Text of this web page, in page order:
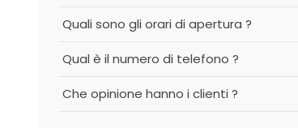
Quali sono gli orari di apertura ?
Qual è il numero di telefono ?
Che opinione hanno i clienti ?